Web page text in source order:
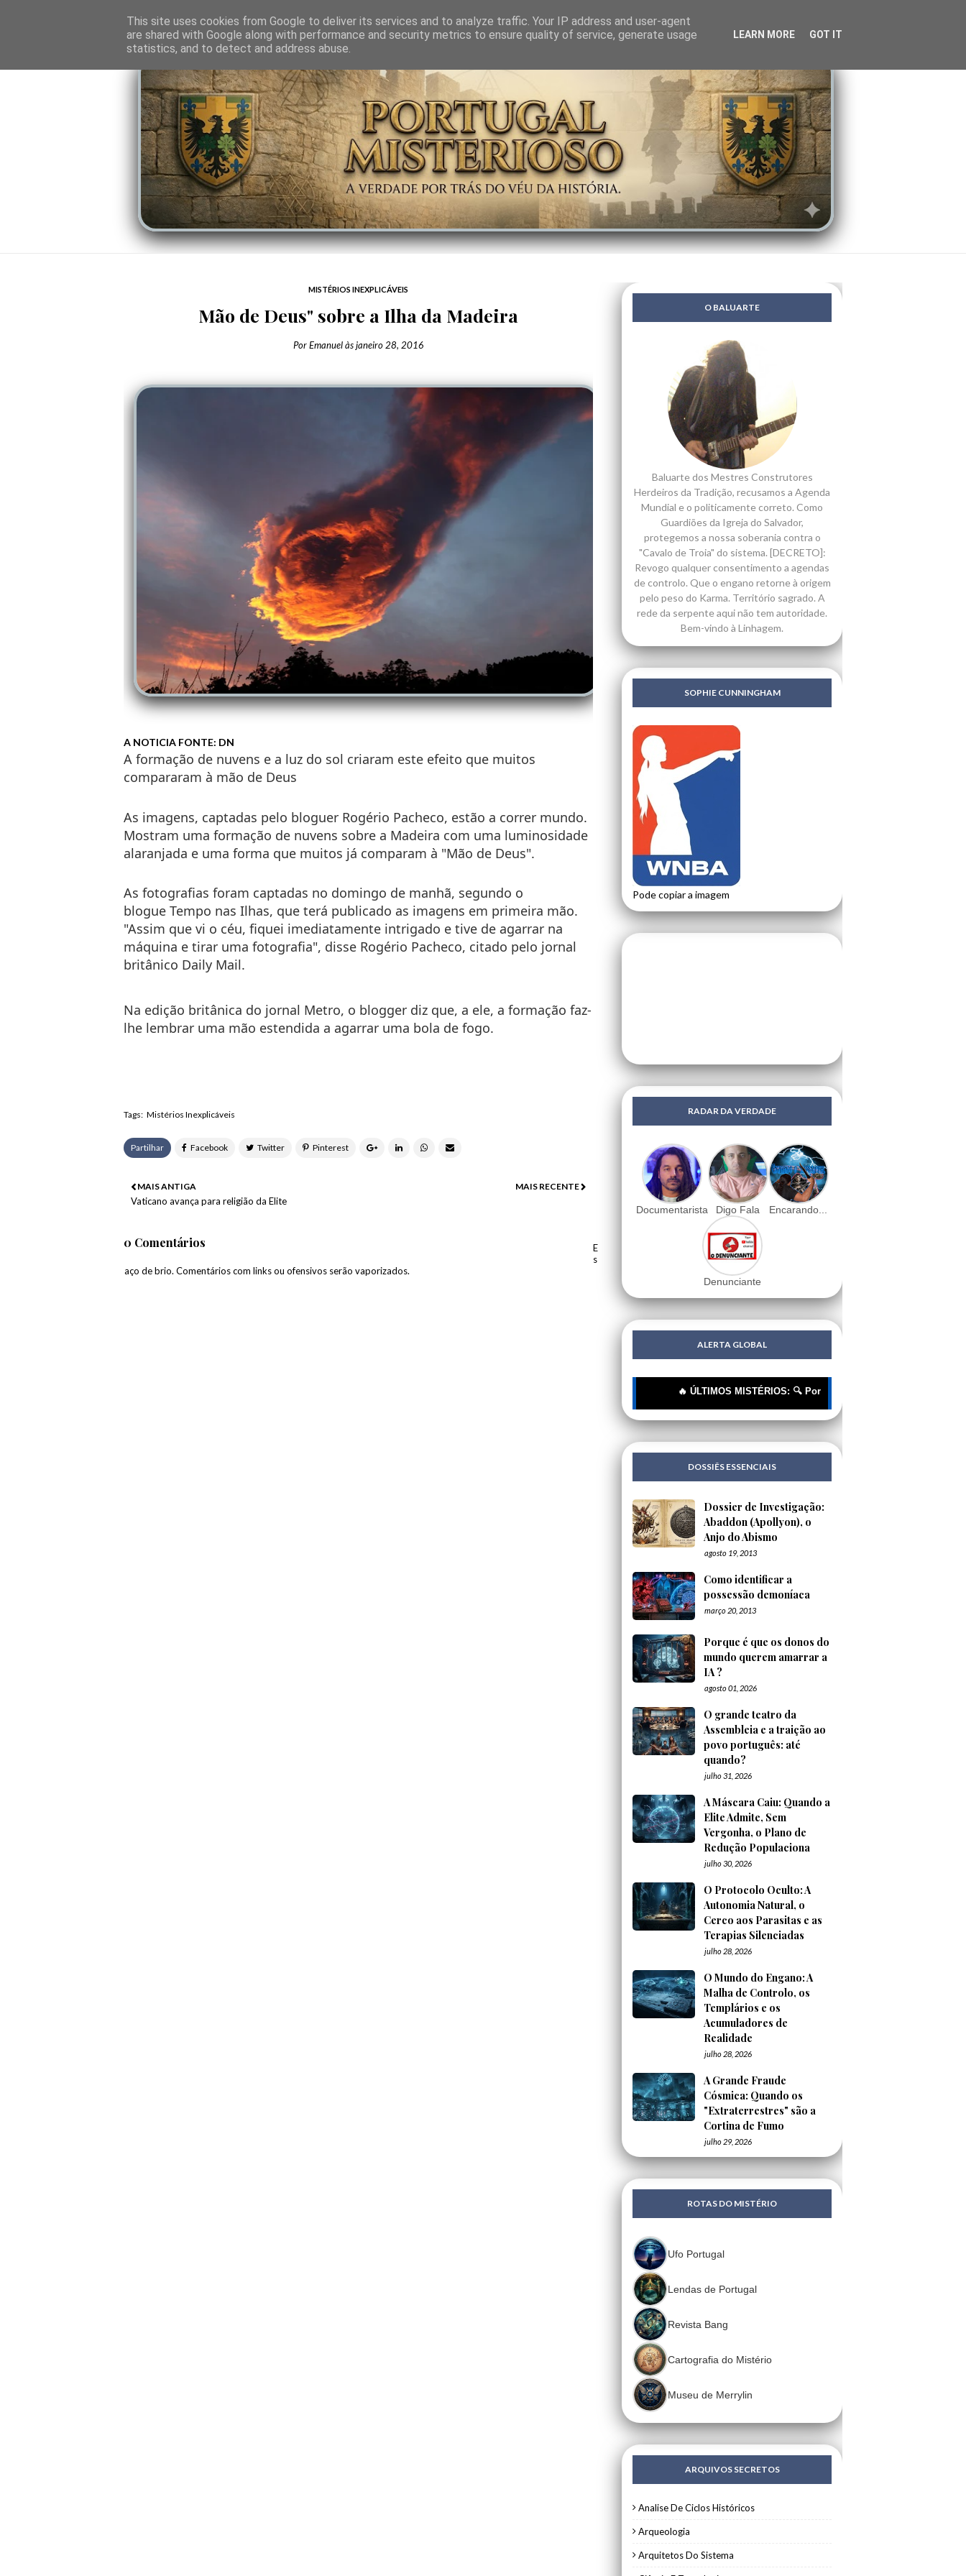
O PORTAL SOMBRAS DO PODER LINHAGEM SABEDORIA CIÊNCIA DO INVISÍVEL CONTRA-PODER ANJOS LENDAS
MISTÉRIOS INEXPLICÁVEIS
Mão de Deus" sobre a Ilha da Madeira
Por Emanuel àsjaneiro 28, 2016
A NOTICIA FONTE: DN
A formação de nuvens e a luz do sol criaram este efeito que muitos
compararam à mão de Deus
As imagens, captadas pelo bloguer Rogério Pacheco, estão a correr mundo.
Mostram uma formação de nuvens sobre a Madeira com uma luminosidade
alaranjada e uma forma que muitos já comparam à "Mão de Deus".
As fotografias foram captadas no domingo de manhã, segundo o
blogue Tempo nas Ilhas, que terá publicado as imagens em primeira mão.
"Assim que vi o céu, fiquei imediatamente intrigado e tive de agarrar na
máquina e tirar uma fotografia", disse Rogério Pacheco, citado pelo jornal
britânico Daily Mail.
Na edição britânica do jornal Metro, o blogger diz que, a ele, a formação faz-
lhe lembrar uma mão estendida a agarrar uma bola de fogo.
Tags: Mistérios Inexplicáveis
Partilhar
MAIS RECENTE
MAIS ANTIGA
Vaticano avança para religião da Elite
0 Comentários
E
s
paço de brio. Comentários com links ou ofensivos serão vaporizados.
O BALUARTE
Baluarte dos Mestres Construtores
Herdeiros da Tradição, recusamos a Agenda
Mundial e o politicamente correto. Como
Guardiões da Igreja do Salvador,
protegemos a nossa soberania contra o
"Cavalo de Troia" do sistema. [DECRETO]:
Revogo qualquer consentimento a agendas
de controlo. Que o engano retorne à origem
pelo peso do Karma. Território sagrado. A
rede da serpente aqui não tem autoridade.
Bem-vindo à Linhagem.
SOPHIE CUNNINGHAM
Pode copiar a imagem
RADAR DA VERDADE
Documentarista Digo Fala Encarando...
Denunciante
ALERTA GLOBAL
🔥 ÚLTIMOS MISTÉRIOS: 🔍 Portugueses: A Corrente Invisível que
DOSSIÊS ESSENCIAIS
Dossier de Investigação:
Abaddon (Apollyon), o
Anjo do Abismo
agosto 19, 2013
Como identificar a
possessão demoníaca
março 20, 2013
Porque é que os donos do
mundo querem amarrar a
IA ?
agosto 01, 2026
O grande teatro da
Assembleia e a traição ao
povo português: até
quando?
julho 31, 2026
A Máscara Caiu: Quando a
Elite Admite, Sem
Vergonha, o Plano de
Redução Populaciona
julho 30, 2026
O Protocolo Oculto: A
Autonomia Natural, o
Cerco aos Parasitas e as
Terapias Silenciadas
julho 28, 2026
O Mundo do Engano: A
Malha de Controlo, os
Templários e os
Acumuladores de
Realidade
julho 28, 2026
A Grande Fraude
Cósmica: Quando os
"Extraterrestres" são a
Cortina de Fumo
julho 29, 2026
ROTAS DO MISTÉRIO
Ufo Portugal
Lendas de Portugal
Revista Bang
Cartografia do Mistério
Museu de Merrylin
ARQUIVOS SECRETOS
Analise De Ciclos Históricos
Arqueologia
Arquitetos Do Sistema
This site uses cookies from Google to deliver its services and to analyze traffic. Your IP address and user-agent
are shared with Google along with performance and security metrics to ensure quality of service, generate usage
statistics, and to detect and address abuse.
LEARN MORE GOT IT